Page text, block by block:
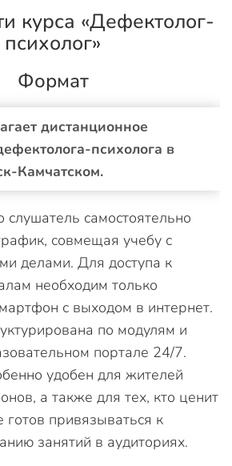
курса «Дефектолог-
психолог»
Формат
дистанционное
психолога в
Камчатском.
слушатель самостоятельно
совмещая учебу с
делами. Для доступа к
необходим только
с выходом в интернет.
по модулям и
портале 24/7.
удобен для жителей
а также для тех, кто ценит
готов привязываться к
занятий в аудиториях.